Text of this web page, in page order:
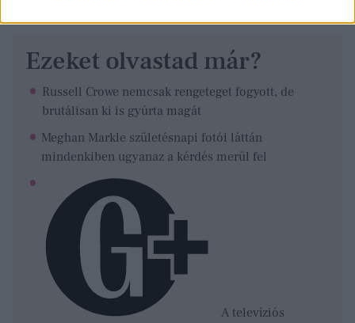
Ezeket olvastad már?
Russell Crowe nemcsak rengeteget fogyott, de
brutálisan ki is gyúrta magát
Meghan Markle születésnapi fotói láttán
mindenkiben ugyanaz a kérdés merül fel
A televíziós